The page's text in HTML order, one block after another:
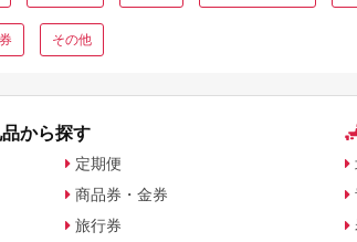
その他
から探す
定期便
商品券・金券
旅行券